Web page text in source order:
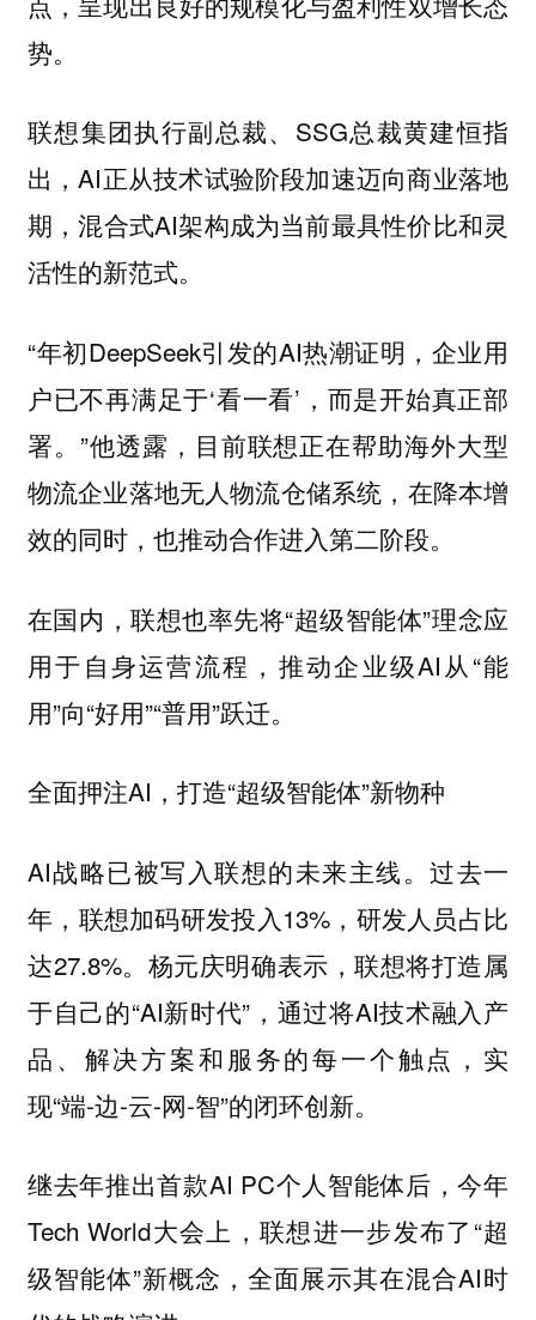
势。
联想集团执行副总裁、SSG总裁黄建恒指
出，AI正从技术试验阶段加速迈向商业落地
期，混合式AI架构成为当前最具性价比和灵
活性的新范式。
“年初DeepSeek引发的AI热潮证明，企业用
户已不再满足于‘看一看’，而是开始真正部
署。”他透露，目前联想正在帮助海外大型
物流企业落地无人物流仓储系统，在降本增
效的同时，也推动合作进入第二阶段。
在国内，联想也率先将“超级智能体”理念应
用于自身运营流程，推动企业级AI从“能
用”向“好用”“普用”跃迁。
全面押注AI，打造“超级智能体”新物种
AI战略已被写入联想的未来主线。过去一
年，联想加码研发投入13%，研发人员占比
达27.8%。杨元庆明确表示，联想将打造属
于自己的“AI新时代”，通过将AI技术融入产
品、解决方案和服务的每一个触点，实
现“端-边-云-网-智”的闭环创新。
继去年推出首款AI PC个人智能体后，今年
Tech World大会上，联想进一步发布了“超
级智能体”新概念，全面展示其在混合AI时